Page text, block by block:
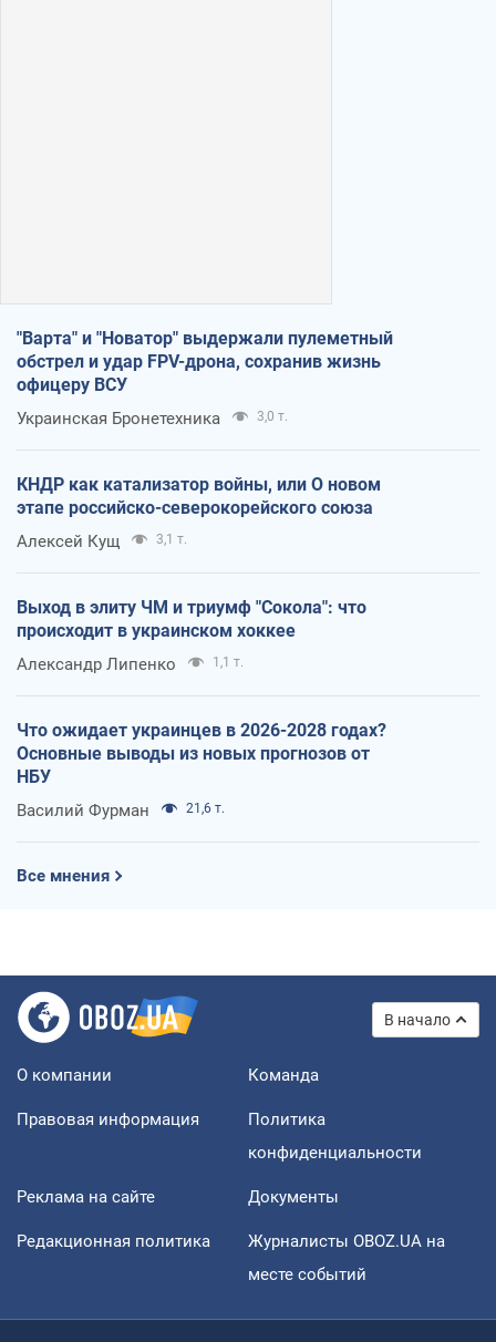
"Варта" и "Новатор" выдержали пулеметный
обстрел и удар FPV-дрона, сохранив жизнь
офицеру ВСУ
Украинская Бронетехника 3,0 т.
КНДР как катализатор войны, или О новом
этапе российско-северокорейского союза
Алексей Кущ 3,1 т.
Выход в элиту ЧМ и триумф "Сокола": что
происходит в украинском хоккее
Александр Липенко 1,1 т.
Что ожидает украинцев в 2026-2028 годах?
Основные выводы из новых прогнозов от
НБУ
Василий Фурман 21,6 т.
Все мнения
В начало
О компании Команда
Правовая информация
Политика
конфиденциальности
Реклама на сайте Документы
Редакционная политика
Журналисты OBOZ.UA на
месте событий